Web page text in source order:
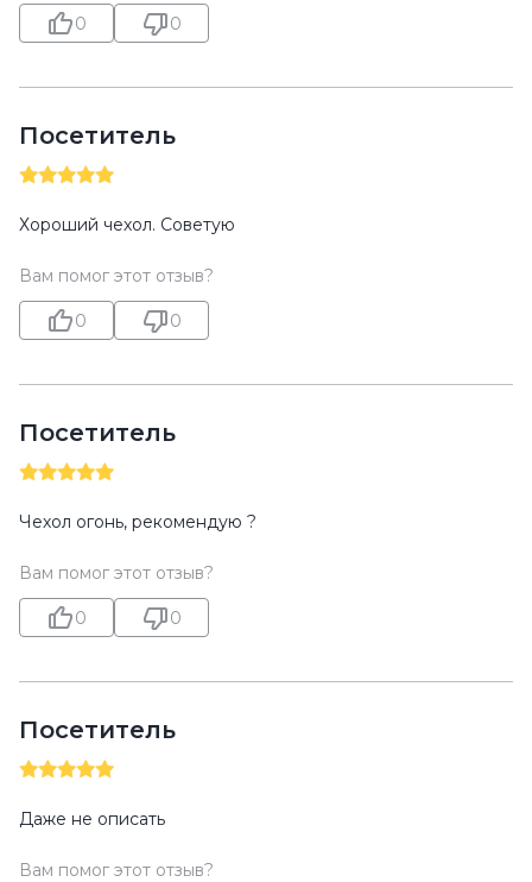
0 0
Посетитель
Хороший чехол. Советую
Вам помог этот отзыв?
0 0
Посетитель
Чехол огонь, рекомендую ?
Вам помог этот отзыв?
0 0
Посетитель
Даже не описать
Вам помог этот отзыв?